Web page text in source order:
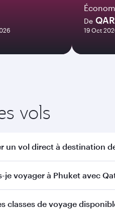
De
19 Oct
vols
un vol direct à destination
opère des vols directs vers
je voyager à Phuket avec
directement à Phuket
classes de voyage